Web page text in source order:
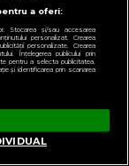
a oferi:
Stocarea și/sau accesarea
personalizat. Crearea
personalizate. Crearea
Înțelegerea publicului prin
pentru a selecta publicitatea.
și identificarea prin scanarea